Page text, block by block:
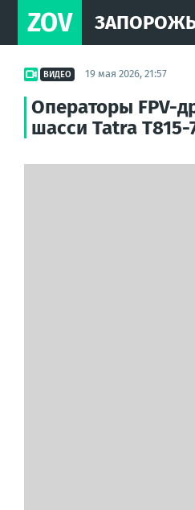
ZOV
ВИДЕО 19 мая 2026, 21:57
Операторы FPV-
шасси Tatra